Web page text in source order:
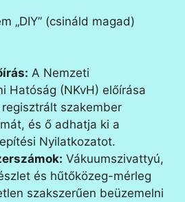
„DIY” (csináld magad)
A Nemzeti
Hatóság (NKvH) előírása
szakember
és ő adhatja ki a
Nyilatkozatot.
Vákuumszivattyú,
és hűtőközeg-mérleg
szakszerűen beüzemelni